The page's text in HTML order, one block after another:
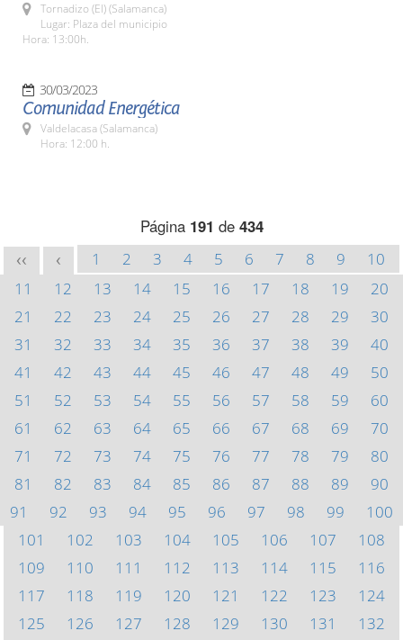
Tornadizo (El) (Salamanca)
Lugar: Plaza del municipio
Hora: 13:00h.
30/03/2023
Comunidad Energética
Valdelacasa (Salamanca)
Hora: 12:00 h.
Página 191 de 434
<< < 1 2 3 4 5 6 7 8 9
10
11
12 13 14 15 16 17 18 19
20
21
22 23 24 25 26 27 28 29
30
31
32 33 34 35 36 37 38 39
40
41
42 43 44 45 46 47 48 49
50
51
52 53 54 55 56 57 58 59
60
61
62 63 64 65 66 67 68 69
70
71
72 73 74 75 76 77 78 79
80
81
82 83 84 85 86 87 88 89
90
91
92 93 94 95 96 97 98 99
100
101
102 103 104 105 106 107
108
109
110 111 112 113 114 115
116
117
118 119 120 121 122 123
124
125
126 127 128 129 130 131
132